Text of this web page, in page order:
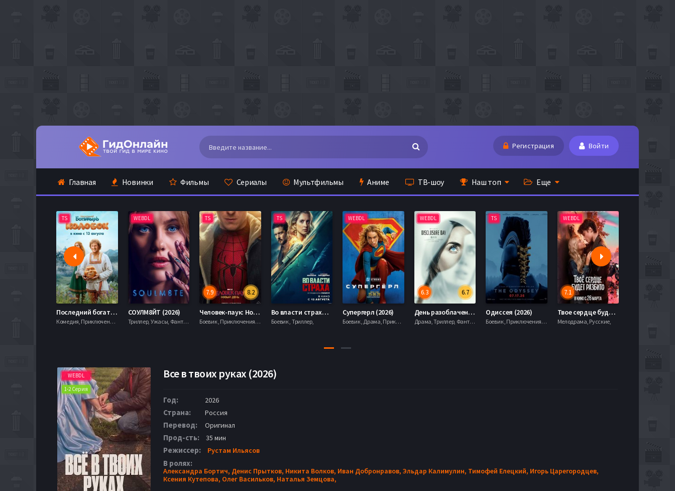
Регистрация Войти
Главная Новинки Фильмы Сериалы Мультфильмы Аниме ТВ-шоу Наш топ Еще
TS
Последний богатырь. Колобок (2026)
Комедия, Приключения, Фэнтези,
WEBDL
СОУЛМ8ЙТ (2026)
Триллер, Ужасы, Фантастика,
TS
8.2
7.9
Человек-паук: Новый день (2026)
Боевик , Приключения, Фантастика, Фэнтези,
TS
Во власти страха (2026)
Боевик , Триллер,
WEBDL
Супергерл (2026)
Боевик , Драма, Приключения, Фантастика,
WEBDL
6.7
6.3
День разоблачения (2026)
Драма, Триллер, Фантастика,
TS
Одиссея (2026)
Боевик , Приключения, Фэнтези,
WEBDL
7.1
Твое сердце будет разбито (2026)
Мелодрама, Русские,
WEBDL
1-2 Серия
Все в твоих руках (2026)
Год: 2026
Страна: Россия
Перевод: Оригинал
Прод-сть: 35 мин
Режиссер: Рустам Ильясов
В ролях:
Александра Бортич, Денис Прытков, Никита Волков, Иван Добронравов, Эльдар Калимулин, Тимофей Елецкий, Игорь Царегородцев,
Ксения Кутепова, Олег Васильков, Наталья Земцова,